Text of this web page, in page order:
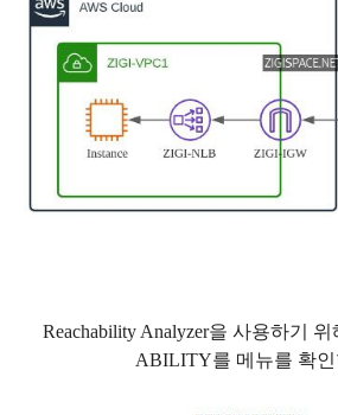
Reachability Analyzer을 사용하기
ABILITY를 메뉴를 확인